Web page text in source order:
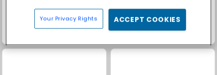
Your Privacy Rights ACCEPT COOKIES